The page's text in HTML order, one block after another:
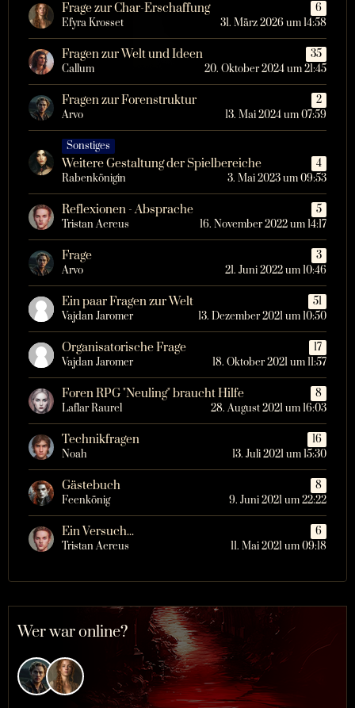
Frage zur Char-Erschaffung
6
Efyra Krosset
31. März 2026 um 14:58
Fragen zur Welt und Ideen
35
Callum
20. Oktober 2024 um 21:45
Fragen zur Forenstruktur
2
Arvo
13. Mai 2024 um 07:59
Sonstiges
Weitere Gestaltung der Spielbereiche
4
Rabenkönigin
3. Mai 2023 um 09:53
Reflexionen - Absprache
5
Tristan Aereus
16. November 2022 um 14:17
Frage
3
Arvo
21. Juni 2022 um 10:46
Ein paar Fragen zur Welt
51
Vajdan Jaromer
13. Dezember 2021 um 10:50
Organisatorische Frage
17
Vajdan Jaromer
18. Oktober 2021 um 11:57
Foren RPG "Neuling" braucht Hilfe
8
Laflar Raurel
28. August 2021 um 16:03
Technikfragen
16
Noah
13. Juli 2021 um 15:30
Gästebuch
8
Feenkönig
9. Juni 2021 um 22:22
Ein Versuch...
6
Tristan Aereus
11. Mai 2021 um 09:18
Wer war online?